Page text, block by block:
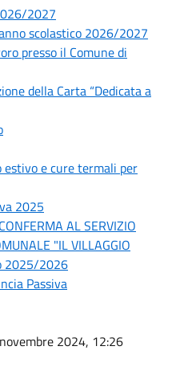
2027
scolastico 2026/2027
presso il Comune di
della Carta “Dedicata a
estivo e cure termali per
2025
AL SERVIZIO
"IL VILLAGGIO
2025/2026
Passiva
2024, 12:26